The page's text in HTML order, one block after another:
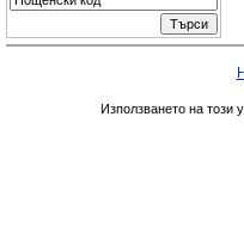
Използването на този